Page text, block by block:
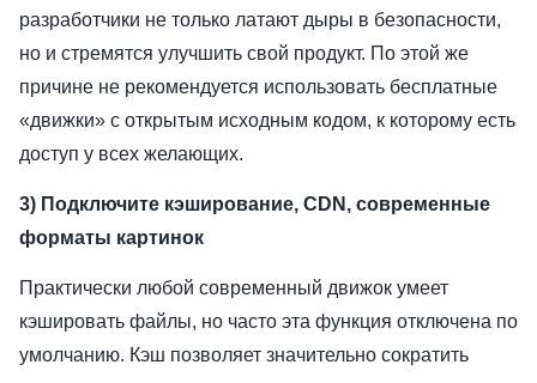
разработчики не только латают дыры в безопасности,
но и стремятся улучшить свой продукт. По этой же
причине не рекомендуется использовать бесплатные
«движки» с открытым исходным кодом, к которому есть
доступ у всех желающих.
3) Подключите кэширование, CDN, современные
форматы картинок
Практически любой современный движок умеет
кэшировать файлы, но часто эта функция отключена по
умолчанию. Кэш позволяет значительно сократить